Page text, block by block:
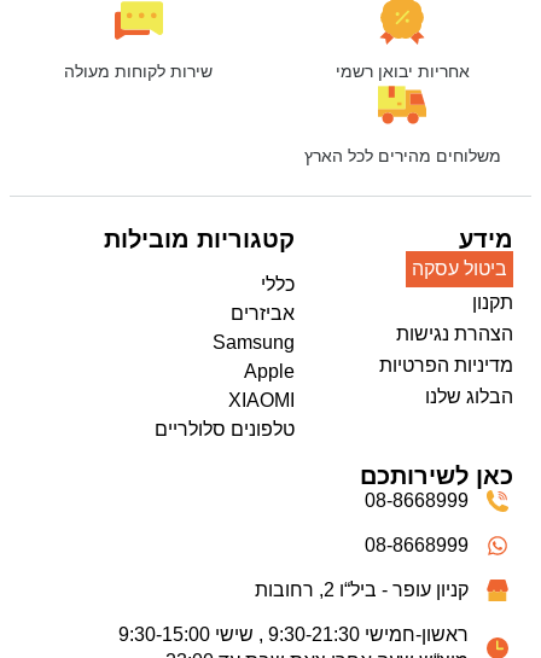
אחריות יבואן רשמי שירות לקוחות מעולה
משלוחים מהירים לכל הארץ
מידע
ביטול עסקה
תקנון
הצהרת נגישות
מדיניות הפרטיות
הבלוג שלנו
קטגוריות מובילות
כללי
אביזרים
Samsung
Apple
XIAOMI
טלפונים סלולריים
כאן לשירותכם
08-8668999
08-8668999
קניון עופר - ביל“ו 2, רחובות
ראשון-חמישי 9:30-21:30 , שישי 9:30-15:00